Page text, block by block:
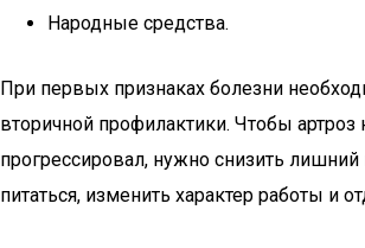
Народные средства.
При первых признаках болезни
вторичной профилактики. Чтобы артроз
прогрессировал, нужно снизить
питаться, изменить характер работы и